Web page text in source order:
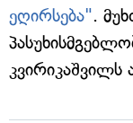
ეღირსება".
კვირიკაშვილს